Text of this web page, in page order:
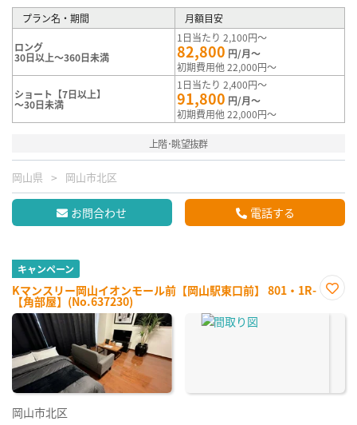
プラン名・期間 月額目安
ロング
30日以上～360日未満
1日当たり 2,100円～
82,800 円/月～
初期費用他 22,000円～
ショート【7日以上】
～30日未満
1日当たり 2,400円～
91,800 円/月～
初期費用他 22,000円～
上階･眺望抜群
岡山県 岡山市北区
お問合わせ 電話する
キャンペーン
Kマンスリー岡山イオンモール前【岡山駅東口前】 801・1R-
【角部屋】(No.637230)
に入
岡山市北区